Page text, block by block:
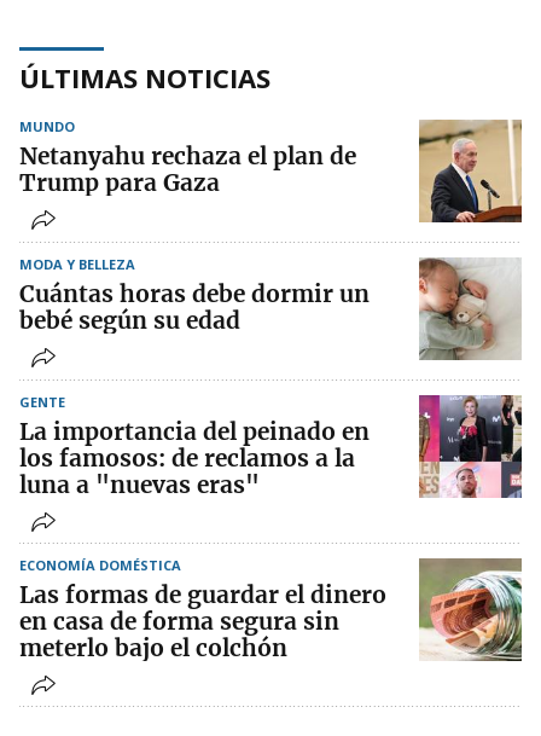
ÚLTIMAS NOTICIAS
MUNDO
Netanyahu rechaza el plan de
Trump para Gaza
MODA Y BELLEZA
Cuántas horas debe dormir un
bebé según su edad
GENTE
La importancia del peinado en
los famosos: de reclamos a la
luna a "nuevas eras"
ECONOMÍA DOMÉSTICA
Las formas de guardar el dinero
en casa de forma segura sin
meterlo bajo el colchón